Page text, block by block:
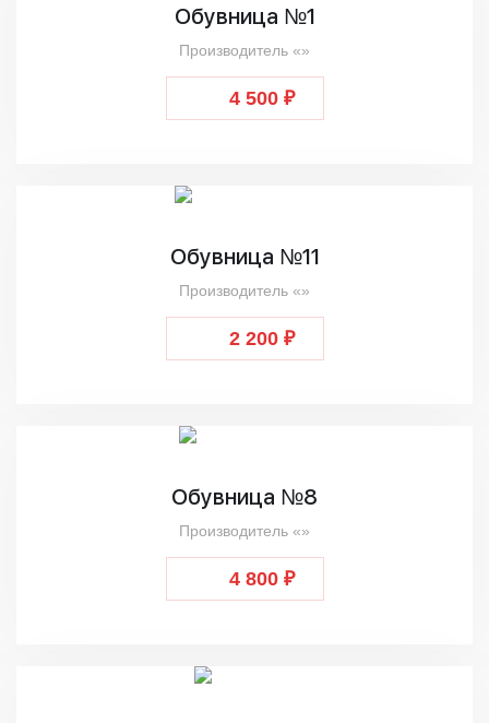
Обувница №1
Производитель «»
4 500 ₽
Обувница №11
Производитель «»
2 200 ₽
Обувница №8
Производитель «»
4 800 ₽